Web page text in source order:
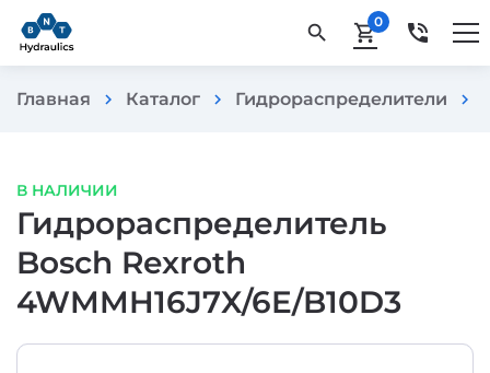
search shopping_cart0 phone_in_talk
Главная chevron_right Каталог chevron_right Гидрораспределители chevron_right
В НАЛИЧИИ
Гидрораспределитель
Bosch Rexroth
4WMMH16J7X/6E/B10D3